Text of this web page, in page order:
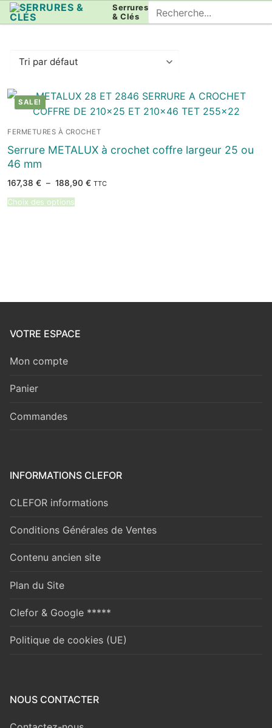
Aller
au
Serrures
& Clés
Rechercher
:
SALE!
FERMETURES À CROCHET
Serrure METALUX à crochet coffre largeur 25 ou
46 mm
167,38 € – 188,90 €Plage
TTC
Choix des options
VOTRE ESPACE
Mon compte
Panier
Commandes
INFORMATIONS CLEFOR
CLEFOR informations
Conditions Générales de Ventes
Contenu ancien site
Plan du Site
Clefor & Google *****
Politique de cookies (UE)
NOUS CONTACTER